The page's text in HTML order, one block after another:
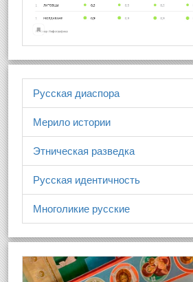
Русская диаспора
Мерило истории
Этническая разведка
Русская идентичность
Многоликие русские